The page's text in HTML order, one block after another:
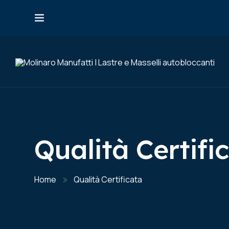
Qualità
Home Qualità Certificata